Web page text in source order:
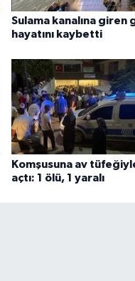
Sulama kanalına giren
hayatını kaybetti
Komşusuna av
açtı: 1 ölü, 1 yaralı